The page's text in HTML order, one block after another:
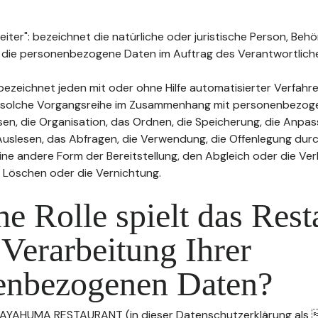
bezeichnet die natürliche oder juristische Person,
personenbezogene Daten im Auftrag des
jeden mit oder ohne Hilfe automatisierter
Vorgangsreihe im Zusammenhang mit
die Organisation, das Ordnen, die Speicherung, die
das Abfragen, die Verwendung, die Offenlegung
andere Form der Bereitstellung, den Abgleich oder die
oder die Vernichtung.
Rolle spielt das
Ihrer
Daten?
RESTAURANT (in dieser Datenschutzerklärung